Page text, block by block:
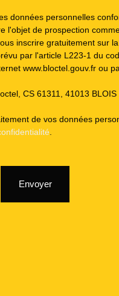
données personnelles
l'objet de prospection
inscrire gratuitement sur
par l'article L223-1 du
www.bloctel.gouv.fr ou
CS 61311, 41013 BLOIS
de vos données
.
Envoyer